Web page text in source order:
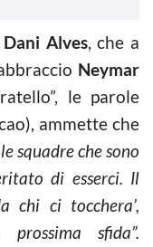
Dani Alves, che a
Neymar
le parole
ammette che
squadre che sono
di esserci. Il
chi ci tocchera’,
sfida”.